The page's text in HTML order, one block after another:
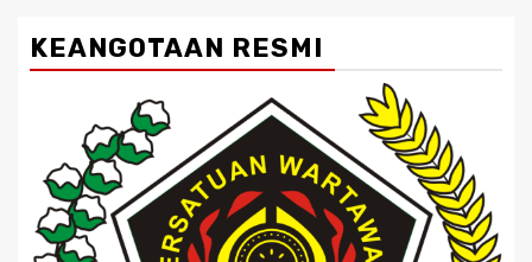
KEANGOTAAN RESMI